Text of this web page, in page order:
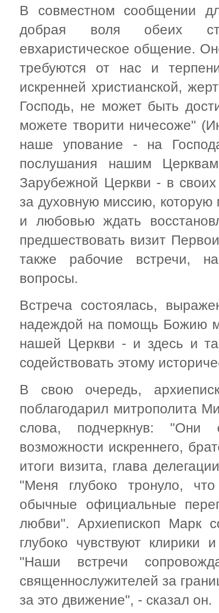
В совместном сообщении
добрая воля обеих
евхаристическое общение.
требуются от нас и
искренней христианской,
Господь, не может быть
можете творити ничесоже"
наше упование - на
послушания нашим
Зарубежной Церкви - в
за духовную миссию,
и любовью ждать
предшествовать визит
также рабочие встречи,
вопросы.
Встреча состоялась,
надеждой на помощь Божию
нашей Церкви - и здесь и
содействовать этому
В свою очередь,
поблагодарил митрополита
слова, подчеркнув: "Они
возможности искреннего,
итоги визита, глава
"Меня глубоко тронуло,
обычные официальные
любви". Архиепископ Марк
глубоко чувствуют клирики
"Наши встречи
священнослужителей за
за это движение", - сказал он.